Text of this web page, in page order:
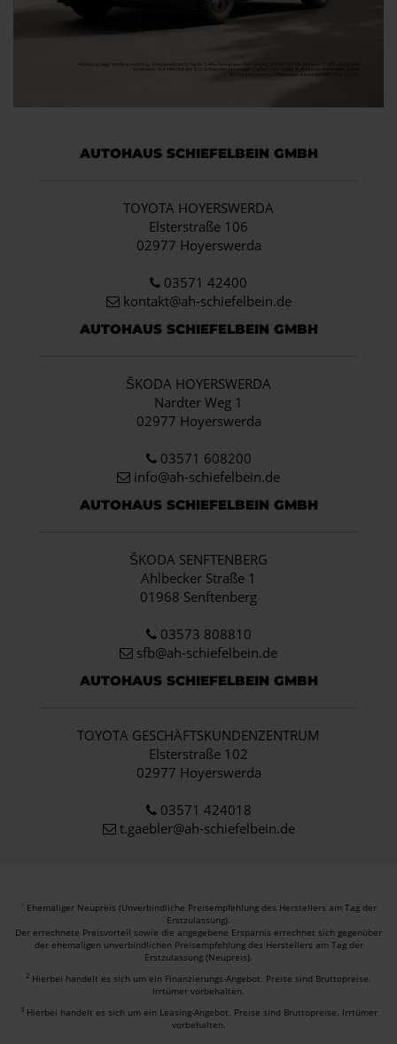
AUTOHAUS SCHIEFELBEIN GMBH
TOYOTA HOYERSWERDA
Elsterstraße 106
02977 Hoyerswerda
03571 42400
kontakt@ah-schiefelbein.de
AUTOHAUS SCHIEFELBEIN GMBH
ŠKODA HOYERSWERDA
Nardter Weg 1
02977 Hoyerswerda
03571 608200
info@ah-schiefelbein.de
AUTOHAUS SCHIEFELBEIN GMBH
ŠKODA SENFTENBERG
Ahlbecker Straße 1
01968 Senftenberg
03573 808810
sfb@ah-schiefelbein.de
AUTOHAUS SCHIEFELBEIN GMBH
TOYOTA GESCHÄFTSKUNDENZENTRUM
Elsterstraße 102
02977 Hoyerswerda
03571 424018
t.gaebler@ah-schiefelbein.de
1 Ehemaliger Neupreis (Unverbindliche Preisempfehlung des Herstellers am Tag der
Erstzulassung).
Der errechnete Preisvorteil sowie die angegebene Ersparnis errechnet sich gegenüber
der ehemaligen unverbindlichen Preisempfehlung des Herstellers am Tag der
Erstzulassung (Neupreis).
2 Hierbei handelt es sich um ein Finanzierungs-Angebot. Preise sind Bruttopreise.
Irrtümer vorbehalten.
3 Hierbei handelt es sich um ein Leasing-Angebot. Preise sind Bruttopreise. Irrtümer
vorbehalten.